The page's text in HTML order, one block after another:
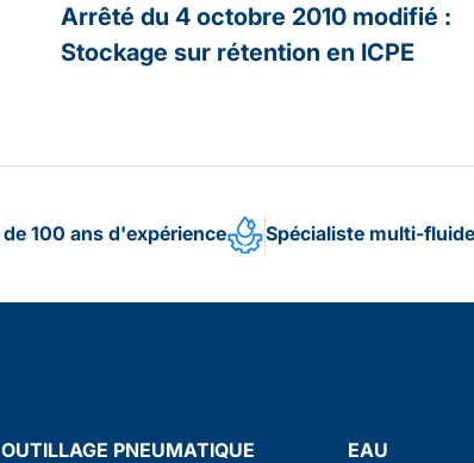
Arrêté du 4 octobre 2010 modifié :
Stockage sur rétention en ICPE
de 100 ans d'expérience Spécialiste multi-
OUTILLAGE PNEUMATIQUE EAU